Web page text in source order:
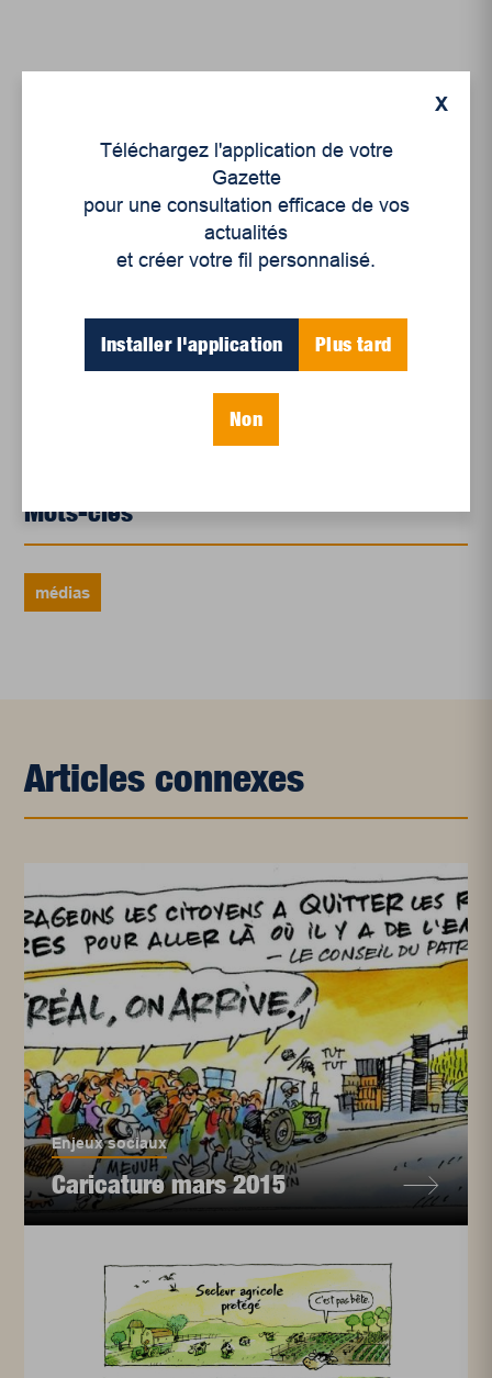
Articles récents
Un siècle de Mauriciennes dans la presse
régionale
Le sport professionnel féminin : en mouvement,
Et les politiques peinent à suivre
Mots-clés
médias
Articles connexes
Enjeux sociaux
Caricature mars 2015
X
Téléchargez l'application de votre
Gazette
pour une consultation efficace de vos
actualités
et créer votre fil personnalisé.
Installer l'application Plus tard
Non